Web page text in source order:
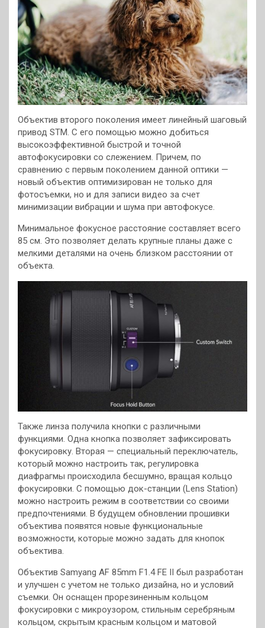
Объектив второго поколения имеет линейный шаговый
привод STM. С его помощью можно добиться
высокоэффективной быстрой и точной
автофокусировки со слежением. Причем, по
сравнению с первым поколением данной оптики —
новый объектив оптимизирован не только для
фотосъемки, но и для записи видео за счет
минимизации вибрации и шума при автофокусе.
Минимальное фокусное расстояние составляет всего
85 см. Это позволяет делать крупные планы даже с
мелкими деталями на очень близком расстоянии от
объекта.
Также линза получила кнопки с различными
функциями. Одна кнопка позволяет зафиксировать
фокусировку. Вторая — специальный переключатель,
который можно настроить так, регулировка
диафрагмы происходила бесшумно, вращая кольцо
фокусировки. С помощью док-станции (Lens Station)
можно настроить режим в соответствии со своими
предпочтениями. В будущем обновлении прошивки
объектива появятся новые функциональные
возможности, которые можно задать для кнопок
объектива.
Объектив Samyang AF 85mm F1.4 FE II был разработан
и улучшен с учетом не только дизайна, но и условий
съемки. Он оснащен прорезиненным кольцом
фокусировки с микроузором, стильным серебряным
кольцом, скрытым красным кольцом и матовой